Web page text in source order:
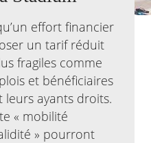
effort financier
un tarif réduit
fragiles comme
et bénéficiaires
leurs ayants droits.
« mobilité
» pourront